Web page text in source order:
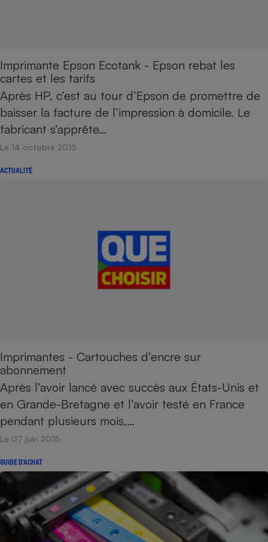
Imprimante Epson Ecotank - Epson rebat les
cartes et les tarifs
Après HP, c’est au tour d’Epson de promettre de
baisser la facture de l’impression à domicile. Le
fabricant s’apprête…
Le 14 octobre 2015
ACTUALITÉ
Imprimantes - Cartouches d’encre sur
abonnement
Après l’avoir lancé avec succès aux États-Unis et
en Grande-Bretagne et l’avoir testé en France
pendant plusieurs mois,…
Le 07 juin 2015
GUIDE D'ACHAT